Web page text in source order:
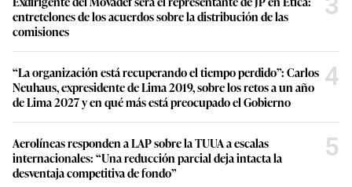
entretelones de los acuerdos sobre la distribución de las
comisiones
“La organización está recuperando el tiempo perdido”: Carlos
Neuhaus, expresidente de Lima 2019, sobre los retos a un año
de Lima 2027 y en qué más está preocupado el Gobierno
4
Aerolíneas responden a LAP sobre la TUUA a escalas
internacionales: “Una reducción parcial deja intacta la
desventaja competitiva de fondo”
5